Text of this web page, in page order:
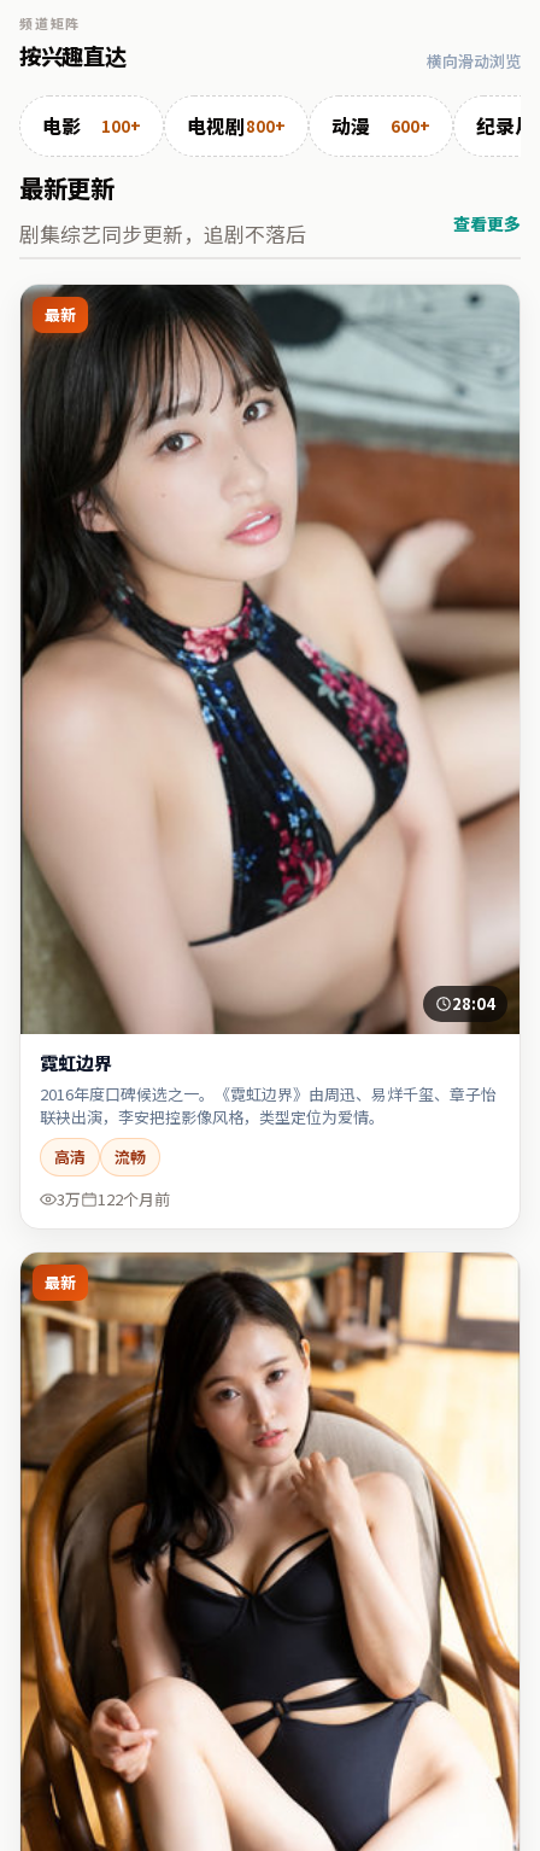
频道矩阵
按兴趣直达 横向滑动浏览
电影 100+ 电视剧800+ 动漫 600+ 纪录片
最新更新
剧集综艺同步更新，追剧不落后 查看更多
最新
28:04
霓虹边界
2016年度口碑候选之一。《霓虹边界》由周迅、易烊千玺、章子怡
联袂出演，李安把控影像风格，类型定位为爱情。
高清
流畅
3万
122个月前
最新